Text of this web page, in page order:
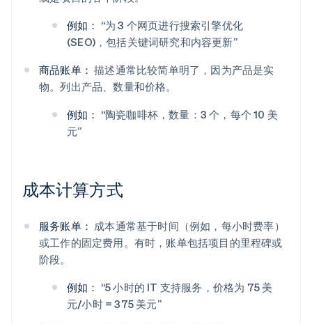
例如： “为 3 个网页进行搜索引擎优化
(SEO)，包括关键词研究和内容更新”
商品账单： 描述通常比较简单明了，因为产品是实
物。列出产品、数量和价格。
例如： “陶瓷咖啡杯，数量：3 个，每个 10 美
元”
成本计算方式
服务账单： 成本通常基于时间（例如，每小时费率）
或工作的固定费用。有时，账单包括项目的里程碑或
阶段。
例如： “5 小时的 IT 支持服务，价格为 75 美
元/小时 = 375 美元”